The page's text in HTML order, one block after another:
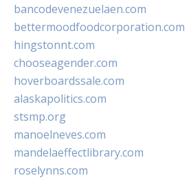
bancodevenezuelaen.com
bettermoodfoodcorporation.com
hingstonnt.com
chooseagender.com
hoverboardssale.com
alaskapolitics.com
stsmp.org
manoelneves.com
mandelaeffectlibrary.com
roselynns.com